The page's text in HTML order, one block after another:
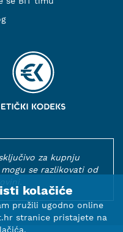
za kupnju
se razlikovati od
kolačiće
pružili ugodno online
stranice pristajete na